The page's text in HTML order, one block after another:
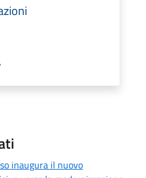
inaugura il nuovo